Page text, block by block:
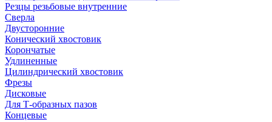
Резцы резьбовые внутренние
Сверла
Двусторонние
Конический хвостовик
Корончатые
Удлиненные
Цилиндрический хвостовик
Фрезы
Дисковые
Для Т-образных пазов
Концевые